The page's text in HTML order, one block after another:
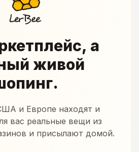
а
живой
и Европе находят и
вас реальные вещи из
и присылают домой.